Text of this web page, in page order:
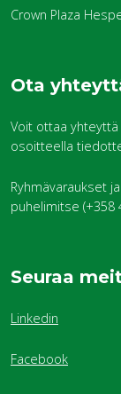
Crown Plaza
Ota
Voit ottaa yhteyttä
osoitteella
Ryhmävaraukset
puhelimitse (+358
Seuraa
Linkedin
Facebook